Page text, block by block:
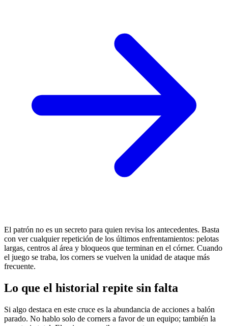
El patrón no es un secreto para quien revisa los antecedentes. Basta
con ver cualquier repetición de los últimos enfrentamientos: pelotas
largas, centros al área y bloqueos que terminan en el córner. Cuando
el juego se traba, los corners se vuelven la unidad de ataque más
frecuente.
Lo que el historial repite sin falta
Si algo destaca en este cruce es la abundancia de acciones a balón
parado. No hablo solo de corners a favor de un equipo; también la